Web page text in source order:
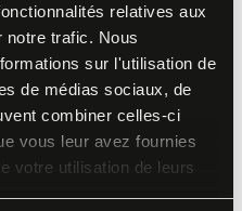
relatives aux
notre trafic. Nous
sur l'utilisation de
de médias sociaux, de
combiner celles-ci
vous leur avez fournies
votre utilisation de leurs